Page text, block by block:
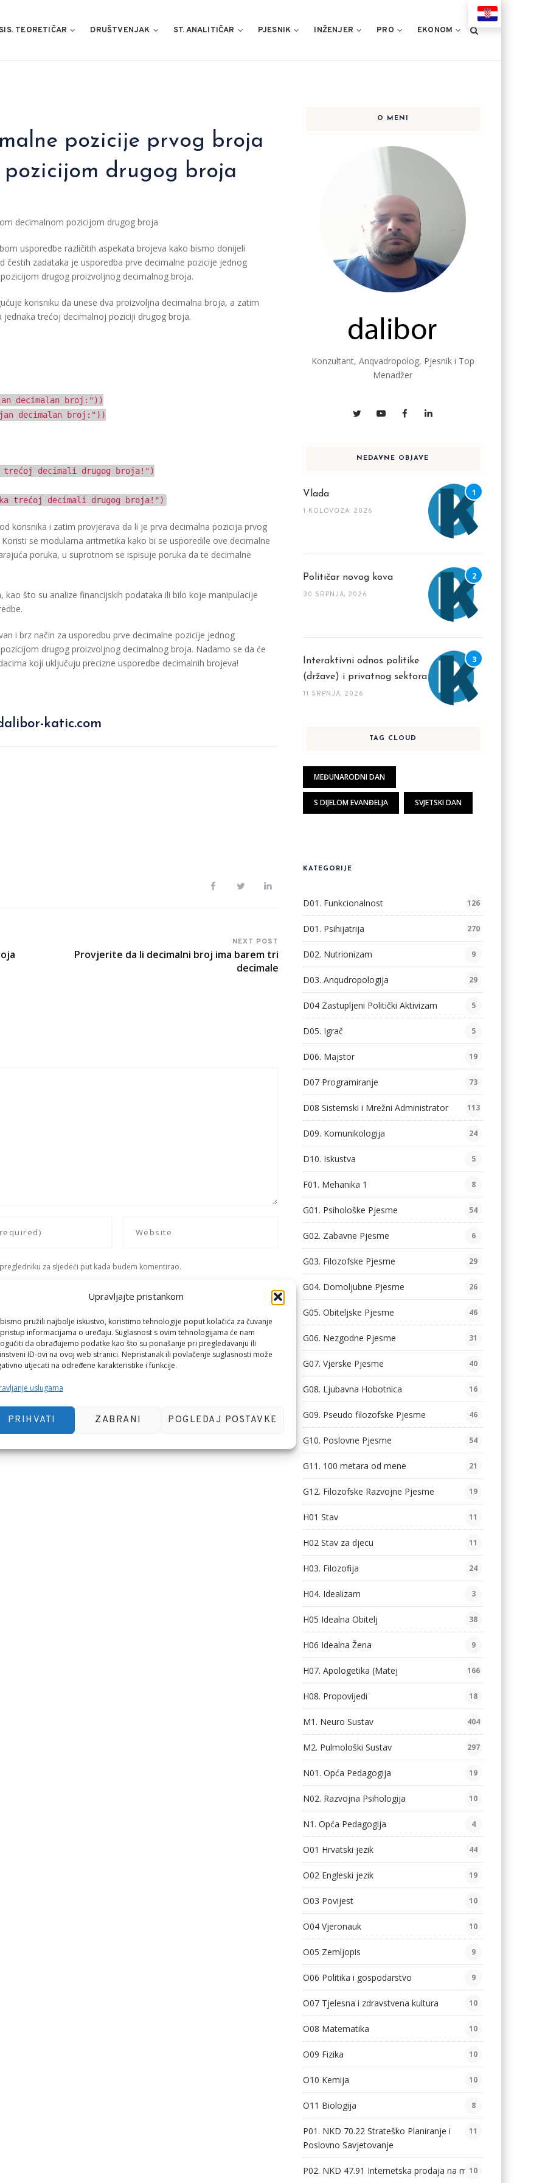
Upravljajte pristankom
pružili najbolje iskustvo, koristimo tehnologije poput kolačića za čuvanje
informacijama o uređaju. Suglasnost s ovim tehnologijama će nam
da obrađujemo podatke kao što su ponašanje pri pregledavanju ili
ID-ovi na ovoj web stranici. Nepristanak ili povlačenje suglasnosti može
utjecati na određene karakteristike i funkcije.
uslugama
PRIHVATI ZABRANI POGLEDAJ POSTAVKE
SIS. TEORETIČAR DRUŠTVENJAK ST. ANALITIČAR PJESNIK INŽENJER PRO EKONOM
pozicije prvog broja
pozicijom drugog broja
decimalnom pozicijom drugog broja
usporedbe različitih aspekata brojeva kako bismo donijeli
čestih zadataka je usporedba prve decimalne pozicije jednog
drugog proizvoljnog decimalnog broja.
korisniku da unese dva proizvoljna decimalna broja, a zatim
trećoj decimalnoj poziciji drugog broja.
decimalan broj:" ))
decimalan broj:" ))
trećoj decimali drugog broja!" )
trećoj decimali drugog broja!" )
korisnika i zatim provjerava da li je prva decimalna pozicija prvog
se modularna aritmetika kako bi se usporedile ove decimalne
poruka, u suprotnom se ispisuje poruka da te decimalne
što su analize financijskih podataka ili bilo koje manipulacije
i brz način za usporedbu prve decimalne pozicije jednog
drugog proizvoljnog decimalnog broja. Nadamo se da će
koji uključuju precizne usporedbe decimalnih brojeva!
katic.com
NEXT POST
Provjerite da li decimalni broj ima barem tri
decimale
za sljedeći put kada budem komentirao.
O MENI
Konzultant, Anqvadropolog, Pjesnik i Top
Menadžer
NEDAVNE OBJAVE
Vlada
1 KOLOVOZA, 2026
Političar novog kova
30 SRPNJA, 2026
Interaktivni odnos politike
(države) i privatnog sektora
11 SRPNJA, 2026
TAG CLOUD
MEĐUNARODNI DAN
S DIJELOM EVANĐELJA SVJETSKI DAN
KATEGORIJE
D01. Funkcionalnost 126
D01. Psihijatrija 270
D02. Nutrionizam 9
D03. Anqudropologija 29
D04 Zastupljeni Politički Aktivizam 5
D05. Igrač 5
D06. Majstor 19
D07 Programiranje 73
D08 Sistemski i Mrežni Administrator 113
D09. Komunikologija 24
D10. Iskustva 5
F01. Mehanika 1 8
G01. Psihološke Pjesme 54
G02. Zabavne Pjesme 6
G03. Filozofske Pjesme 29
G04. Domoljubne Pjesme 26
G05. Obiteljske Pjesme 46
G06. Nezgodne Pjesme 31
G07. Vjerske Pjesme 40
G08. Ljubavna Hobotnica 16
G09. Pseudo filozofske Pjesme 46
G10. Poslovne Pjesme 54
G11. 100 metara od mene 21
G12. Filozofske Razvojne Pjesme 19
H01 Stav 11
H02 Stav za djecu 11
H03. Filozofija 24
H04. Idealizam 3
H05 Idealna Obitelj 38
H06 Idealna Žena 9
H07. Apologetika (Matej 166
H08. Propovijedi 18
M1. Neuro Sustav 404
M2. Pulmološki Sustav 297
N01. Opća Pedagogija 19
N02. Razvojna Psihologija 10
N1. Opća Pedagogija 4
O01 Hrvatski jezik 44
O02 Engleski jezik 19
O03 Povijest 10
O04 Vjeronauk 10
O05 Zemljopis 9
O06 Politika i gospodarstvo 9
O07 Tjelesna i zdravstvena kultura 10
O08 Matematika 10
O09 Fizika 10
O10 Kemija 10
O11 Biologija 8
P01. NKD 70.22 Strateško Planiranje i
Poslovno Savjetovanje
11
P02. NKD 47.91 Internetska prodaja na malo
10